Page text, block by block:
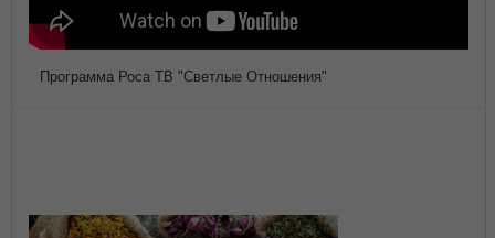
Программа Роса ТВ "Светлые Отношения"